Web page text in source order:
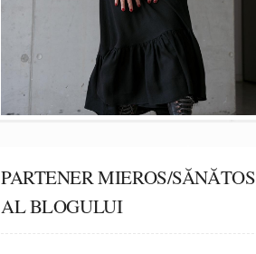
PARTENER MIEROS/SĂNĂTOS
AL BLOGULUI